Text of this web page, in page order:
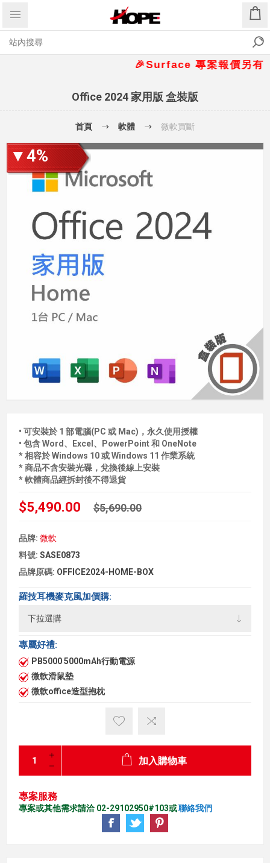
🎉Surface 專案報價另有
Office 2024 家用版 盒裝版
首頁 軟體 微軟買斷
▼4%
• 可安裝於 1 部電腦(PC 或 Mac)，永久使用授權
• 包含 Word、Excel、PowerPoint 和 OneNote
* 相容於 Windows 10 或 Windows 11 作業系統
* 商品不含安裝光碟，兌換後線上安裝
* 軟體商品經拆封後不得退貨
$5,490.00 $5,690.00
品牌: 微軟
料號: SASE0873
品牌原碼: OFFICE2024-HOME-BOX
羅技耳機麥克風加價購:
專屬好禮:
PB5000 5000mAh行動電源
微軟滑鼠墊
微軟office造型抱枕
加入購物車
專案服務
專案或其他需求請洽 02-29102950#103或聯絡我們